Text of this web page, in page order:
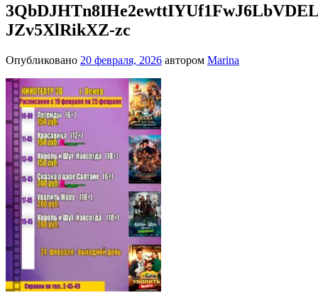
JZv5XlRikXZ-zc
Опубликовано 20 февраля, 2026 автором Marina